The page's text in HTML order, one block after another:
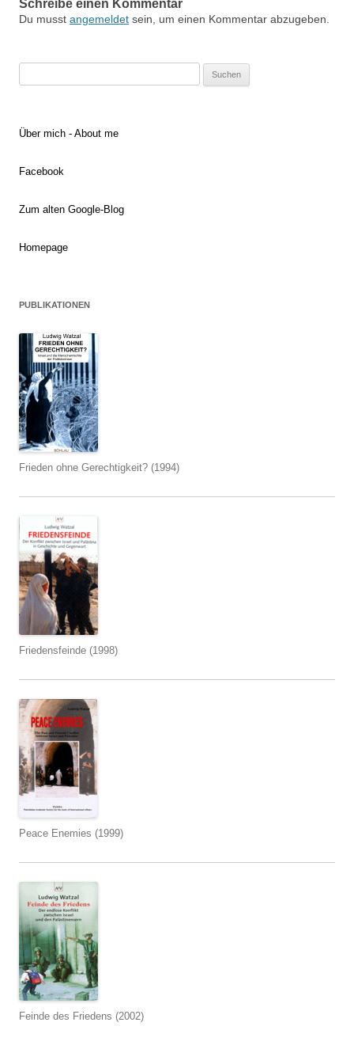
Schreibe einen Kommentar
Du musst angemeldet sein, um einen Kommentar abzugeben.
Über mich - About me
Facebook
Zum alten Google-Blog
Homepage
PUBLIKATIONEN
Frieden ohne Gerechtigkeit? (1994)
Friedensfeinde (1998)
Peace Enemies (1999)
Feinde des Friedens (2002)